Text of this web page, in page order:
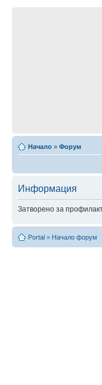
Начало » Форум
Информация
Затворено за
Portal » Начало форум